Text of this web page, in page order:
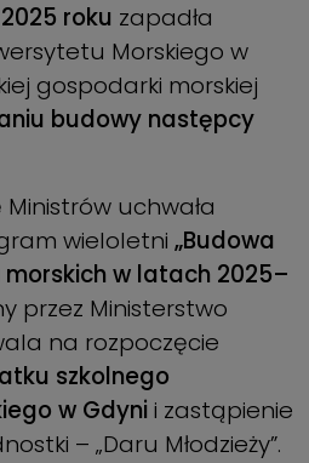
roku zapadła
Morskiego w
gospodarki morskiej
budowy następcy
uchwała
wieloletni „Budowa
w latach 2025–
przez Ministerstwo
na rozpoczęcie
szkolnego
w Gdyni i zastąpienie
– „Daru Młodzieży”.